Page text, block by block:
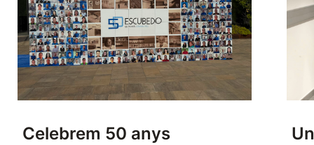
Celebrem 50 anys